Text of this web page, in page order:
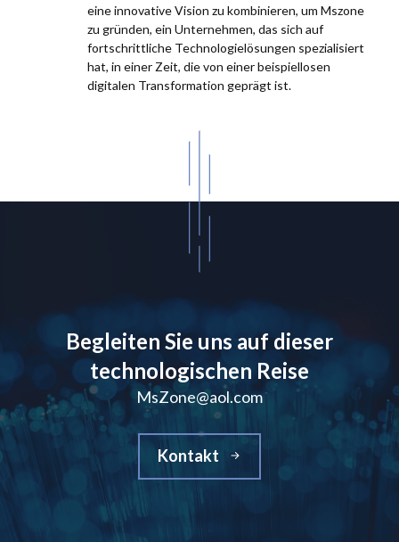
eine innovative Vision zu kombinieren, um Mszone
zu gründen, ein Unternehmen, das sich auf
fortschrittliche Technologielösungen spezialisiert
hat, in einer Zeit, die von einer beispiellosen
digitalen Transformation geprägt ist.
Begleiten Sie uns auf dieser
technologischen Reise
MsZone@aol.com
Kontakt